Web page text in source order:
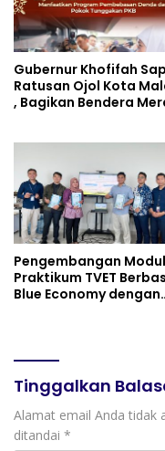
Gubernur Khofifah
Ratusan Ojol Kota
, Bagikan Bendera
Pokok Tunggakan PKB
Pengembangan Modul
Praktikum TVET
Blue Economy dengan
Dukung Pencapaian
Tinggalkan
Alamat email Anda tidak
ditandai *